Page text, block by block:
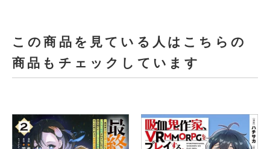
この商品を見ている人はこちらの
商品もチェックしています